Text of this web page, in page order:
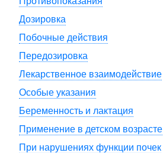
Дозировка
Побочные действия
Передозировка
Лекарственное взаимодействие
Особые указания
Беременность и лактация
Применение в детском возрасте
При нарушениях функции почек